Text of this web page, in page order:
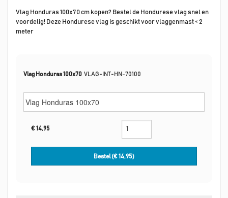
Vlag Honduras 100x70 cm kopen? Bestel de Hondurese vlag snel en
voordelig! Deze Hondurese vlag is geschikt voor vlaggenmast < 2
meter
Vlag Honduras 100x70 VLAG-INT-HN-70100
€14,95
Bestel (€14,95)